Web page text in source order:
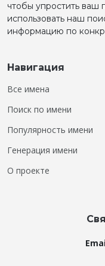
чтобы упростить ваш
использовать наш
информацию по
Навигация
Все имена
Поиск по имени
Популярность имени
Генерация имени
О проекте